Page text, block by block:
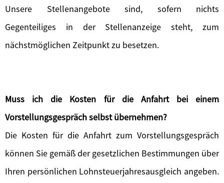
Unsere Stellenangebote sind, sofern nichts
Gegenteiliges in der Stellenanzeige steht, zum
nächstmöglichen Zeitpunkt zu besetzen.
Muss ich die Kosten für die Anfahrt bei einem
Vorstellungsgespräch selbst übernehmen?
Die Kosten für die Anfahrt zum Vorstellungsgespräch
können Sie gemäß der gesetzlichen Bestimmungen über
Ihren persönlichen Lohnsteuerjahresausgleich angeben.